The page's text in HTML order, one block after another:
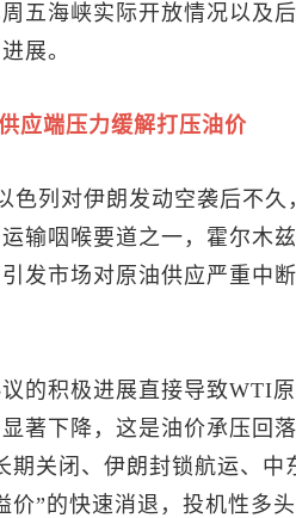
五海峡实际开放情况以及
展。
应端压力缓解打压油价
色列对伊朗发动空袭后不
输咽喉要道之一，霍尔木
发市场对原油供应严重中
的积极进展直接导致WTI
著下降，这是油价承压回
关闭、伊朗封锁航运、
价”的快速消退，投机性多